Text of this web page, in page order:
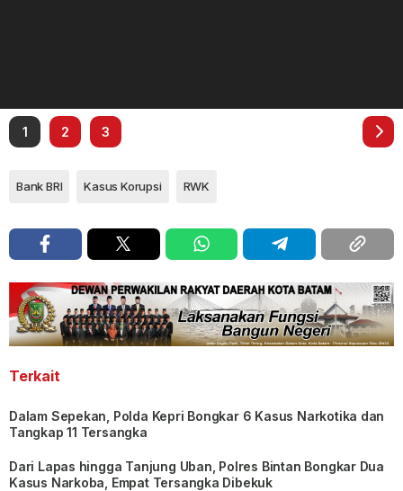
1 2 3
Bank BRI Kasus Korupsi RWK
Terkait
Dalam Sepekan, Polda Kepri Bongkar 6 Kasus Narkotika dan
Tangkap 11 Tersangka
Dari Lapas hingga Tanjung Uban, Polres Bintan Bongkar Dua
Kasus Narkoba, Empat Tersangka Dibekuk